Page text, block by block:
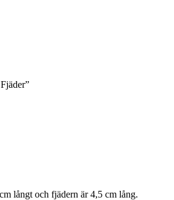
långt och fjädern är 4,5 cm lång.